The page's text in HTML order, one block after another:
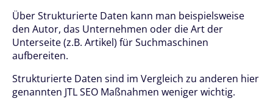
Über Strukturierte Daten kann man beispielsweise
den Autor, das Unternehmen oder die Art der
Unterseite (z.B. Artikel) für Suchmaschinen
aufbereiten.
Strukturierte Daten sind im Vergleich zu anderen hier
genannten JTL SEO Maßnahmen weniger wichtig.